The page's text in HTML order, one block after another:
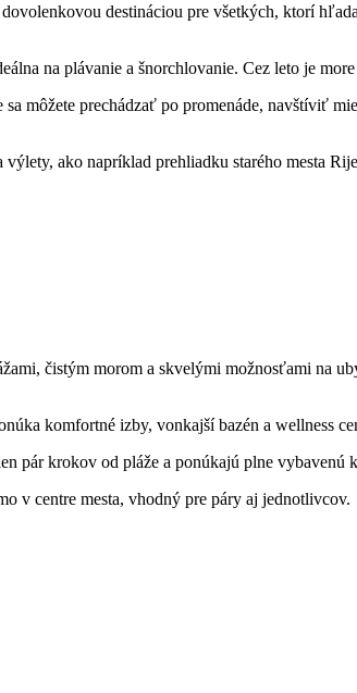
destináciou pre všetkých, ktorí
na plávanie a šnorchlovanie. Cez leto je
môžete prechádzať po promenáde, navštíviť
ako napríklad prehliadku starého mesta
čistým morom a skvelými možnosťami na
komfortné izby, vonkajší bazén a wellness
pár krokov od pláže a ponúkajú plne
v centre mesta, vhodný pre páry aj jednotlivcov.